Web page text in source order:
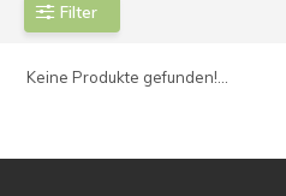
Filter
Keine Produkte gefunden!...